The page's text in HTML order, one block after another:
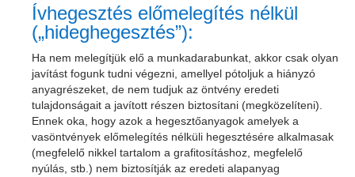
Ívhegesztés előmelegítés nélkül
(„hideghegesztés”):
Ha nem melegítjük elő a munkadarabunkat, akkor csak olyan
javítást fogunk tudni végezni, amellyel pótoljuk a hiányzó
anyagrészeket, de nem tudjuk az öntvény eredeti
tulajdonságait a javított részen biztosítani (megközelíteni).
Ennek oka, hogy azok a hegesztőanyagok amelyek a
vasöntvények előmelegítés nélküli hegesztésére alkalmasak
(megfelelő nikkel tartalom a grafitosításhoz, megfelelő
nyúlás, stb.) nem biztosítják az eredeti alapanyag